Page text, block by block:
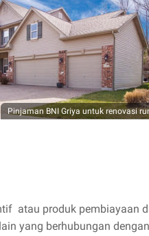
Pinjaman BNI Griya untuk renovasi
atau produk pembiayaan
yang berhubungan